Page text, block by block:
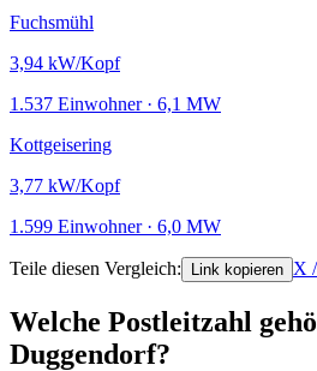
Fuchsmühl
3,94 kW/Kopf
1.537 Einwohner · 6,1 MW
Kottgeisering
3,77 kW/Kopf
1.599 Einwohner · 6,0 MW
Teile diesen Vergleich: Link kopieren X
Welche Postleitzahl
Duggendorf?